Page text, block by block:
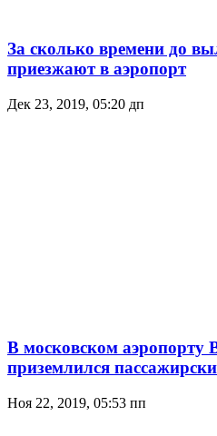
За сколько времени до
приезжают в аэропорт
Дек 23, 2019, 05:20 дп
В московском аэропорту
приземлился
Ноя 22, 2019, 05:53 пп